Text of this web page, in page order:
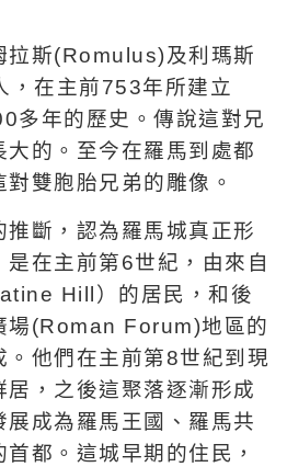
拉斯(Romulus)及利瑪斯
，在主前753年所建立
多年的歷史。傳說這對兄
大的。至今在羅馬到處都
雙胞胎兄弟的雕像。
斷，認為羅馬城真正形
是在主前第6世紀，由來自
Hill
）的居民，和後
場(Roman Forum)地區的
他們在主前第8世紀到現
，之後這聚落逐漸形成
成為羅馬王國、羅馬共
都。這城早期的住民，